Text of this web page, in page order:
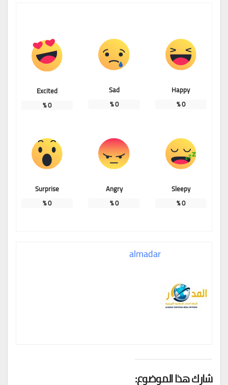
Happy
0
%
Sad
0
%
Excited
0
%
Sleepy
0
%
Angry
0
%
Surprise
0
%
almadar
شارك هذا الموضوع: